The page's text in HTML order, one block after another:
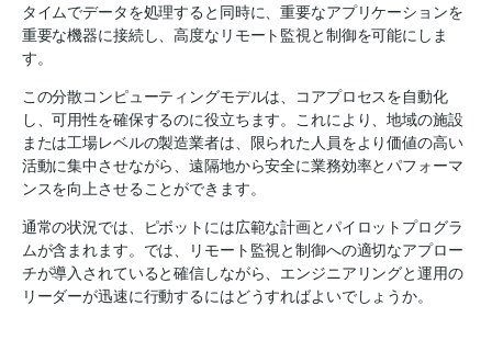
タイムでデータを処理すると同時に、重要なアプリケーションを
重要な機器に接続し、高度なリモート監視と制御を可能にしま
す。
この分散コンピューティングモデルは、コアプロセスを自動化
し、可用性を確保するのに役立ちます。これにより、地域の施設
または工場レベルの製造業者は、限られた人員をより価値の高い
活動に集中させながら、遠隔地から安全に業務効率とパフォーマ
ンスを向上させることができます。
通常の状況では、ピボットには広範な計画とパイロットプログラ
ムが含まれます。では、リモート監視と制御への適切なアプロー
チが導入されていると確信しながら、エンジニアリングと運用の
リーダーが迅速に行動するにはどうすればよいでしょうか。